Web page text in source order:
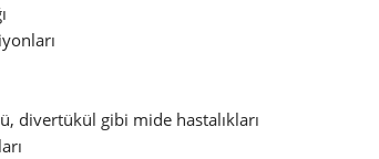
divertükül gibi mide hastalıkları